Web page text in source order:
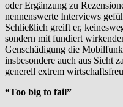
oder Ergänzung zu
nennenswerte Interviews
Schließlich greift er,
sondern mit fundiert
Genschädigung die
insbesondere auch aus Sicht
generell extrem
“Too big to fail”